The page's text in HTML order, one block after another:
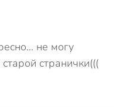
не могу
странички(((